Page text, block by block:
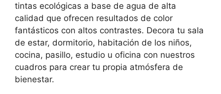
tintas ecológicas a base de agua de alta
calidad que ofrecen resultados de color
fantásticos con altos contrastes. Decora tu sala
de estar, dormitorio, habitación de los niños,
cocina, pasillo, estudio u oficina con nuestros
cuadros para crear tu propia atmósfera de
bienestar.